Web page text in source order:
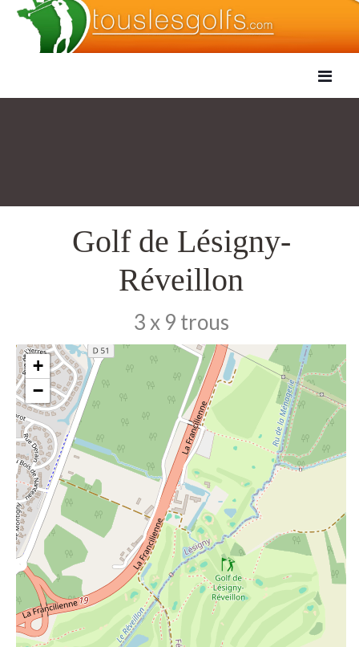
Golf de Lésigny-
Réveillon
3 x 9 trous
+
−